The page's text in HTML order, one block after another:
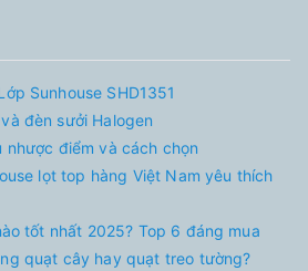
Sunhouse SHD1351
đèn sưởi Halogen
nhược điểm và cách chọn
lọt top hàng Việt Nam yêu thích
tốt nhất 2025? Top 6 đáng mua
quạt cây hay quạt treo tường?